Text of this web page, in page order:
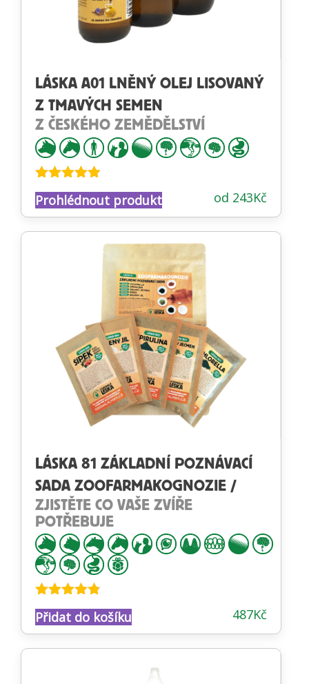
LÁSKA A01 LNĚNÝ OLEJ LISOVANÝ
Z TMAVÝCH SEMEN
Z ČESKÉHO ZEMĚDĚLSTVÍ
Hodnocení
4.84 z 5 od 243Kč
Prohlédnout produkt
LÁSKA 81 ZÁKLADNÍ POZNÁVACÍ
SADA ZOOFARMAKOGNOZIE /
ZJISTĚTE CO VAŠE ZVÍŘE
POTŘEBUJE
Hodnocení
4.74z 5 487Kč
Přidat do košíku